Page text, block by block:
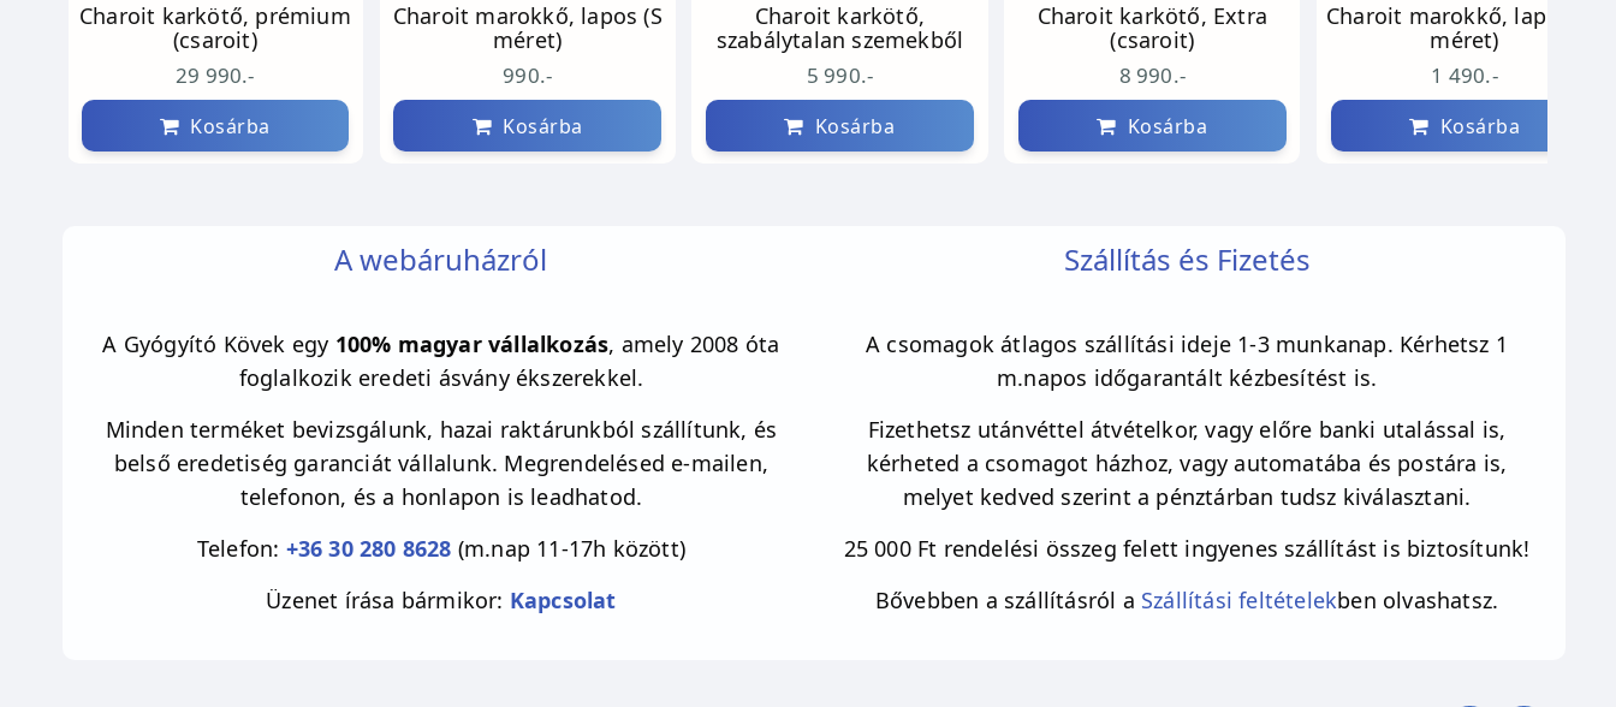
Charoit karkötő, prémium
(csaroit)
29 990.-
Kosárba
Charoit marokkő, lapos (S
méret)
990.-
Kosárba
Charoit karkötő,
szabálytalan szemekből
5 990.-
Kosárba
Charoit karkötő, Extra
(csaroit)
8 990.-
Kosárba
Charoit marokkő, lapos (M
méret)
1 490.-
Kosárba
A webáruházról
A Gyógyító Kövek egy 100% magyar vállalkozás, amely 2008 óta
foglalkozik eredeti ásvány ékszerekkel.
Minden terméket bevizsgálunk, hazai raktárunkból szállítunk, és
belső eredetiség garanciát vállalunk. Megrendelésed e-mailen,
telefonon, és a honlapon is leadhatod.
Telefon: +36 30 280 8628 (m.nap 11-17h között)
Üzenet írása bármikor: Kapcsolat
Szállítás és Fizetés
A csomagok átlagos szállítási ideje 1-3 munkanap. Kérhetsz 1
m.napos időgarantált kézbesítést is.
Fizethetsz utánvéttel átvételkor, vagy előre banki utalással is,
kérheted a csomagot házhoz, vagy automatába és postára is,
melyet kedved szerint a pénztárban tudsz kiválasztani.
25 000 Ft rendelési összeg felett ingyenes szállítást is biztosítunk!
Bővebben a szállításról a Szállítási feltételekben olvashatsz.